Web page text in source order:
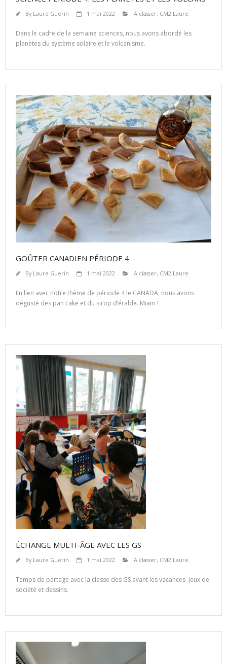
By Laure Guerin 1 mai 2022 A classer, CM2 Laure
Dans le cadre de la semaine sciences, nous avons abordé les
planètes du système solaire et le volcanisme.
GOÛTER CANADIEN PÉRIODE 4
By Laure Guerin 1 mai 2022 A classer, CM2 Laure
En lien avec notre thème de période 4 le CANADA, nous avons
dégusté des pan cake et du sirop d’érable. Miam !
ÉCHANGE MULTI-ÂGE AVEC LES GS
By Laure Guerin 1 mai 2022 A classer, CM2 Laure
Temps de partage avec la classe des GS avant les vacances. Jeux de
société et dessins.